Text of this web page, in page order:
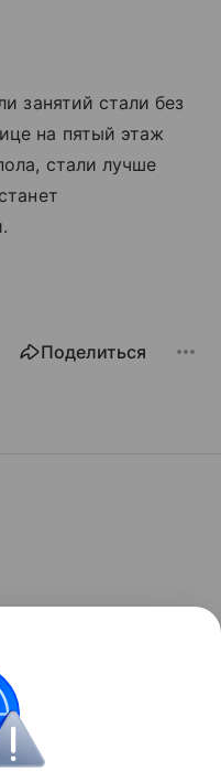
занятий стали без
на пятый этаж
стали лучше
Поделиться